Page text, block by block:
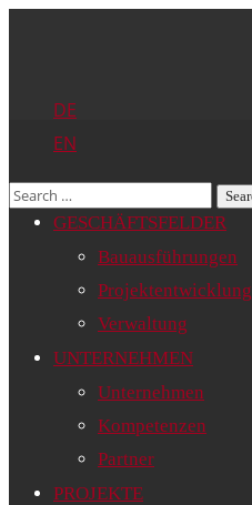
DE
EN
GESCHÄFTSFELDER
Bauausführungen
Projektentwicklung
Verwaltung
UNTERNEHMEN
Unternehmen
Kompetenzen
Partner
PROJEKTE